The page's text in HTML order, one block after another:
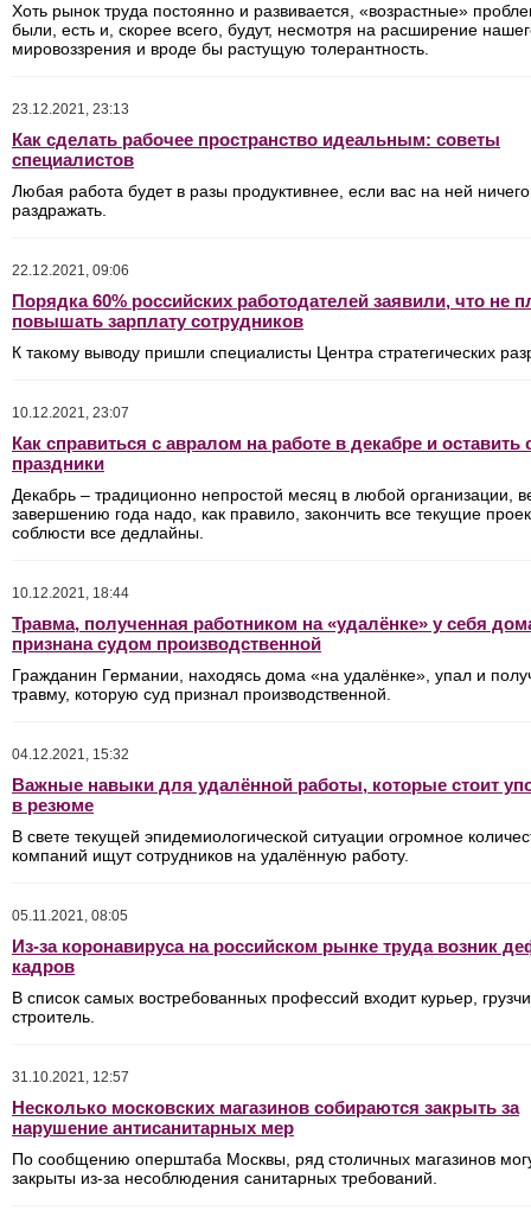
Хоть рынок труда постоянно и развивается, «возрастные»
были, есть и, скорее всего, будут, несмотря на расширение
мировоззрения и вроде бы растущую толерантность.
23.12.2021, 23:13
Как сделать рабочее пространство идеальным: советы
специалистов
Любая работа будет в разы продуктивнее, если вас на ней
раздражать.
22.12.2021, 09:06
Порядка 60% российских работодателей заявили, что не
повышать зарплату сотрудников
К такому выводу пришли специалисты Центра стратегических
10.12.2021, 23:07
Как справиться с авралом на работе в декабре и оставить
праздники
Декабрь – традиционно непростой месяц в любой организации,
завершению года надо, как правило, закончить все текущие
соблюсти все дедлайны.
10.12.2021, 18:44
Травма, полученная работником на «удалёнке» у себя
признана судом производственной
Гражданин Германии, находясь дома «на удалёнке», упал и
травму, которую суд признал производственной.
04.12.2021, 15:32
Важные навыки для удалённой работы, которые стоит
в резюме
В свете текущей эпидемиологической ситуации огромное
компаний ищут сотрудников на удалённую работу.
05.11.2021, 08:05
Из-за коронавируса на российском рынке труда возник
кадров
В список самых востребованных профессий входит курьер,
строитель.
31.10.2021, 12:57
Несколько московских магазинов собираются закрыть за
нарушение антисанитарных мер
По сообщению оперштаба Москвы, ряд столичных магазинов
закрыты из-за несоблюдения санитарных требований.